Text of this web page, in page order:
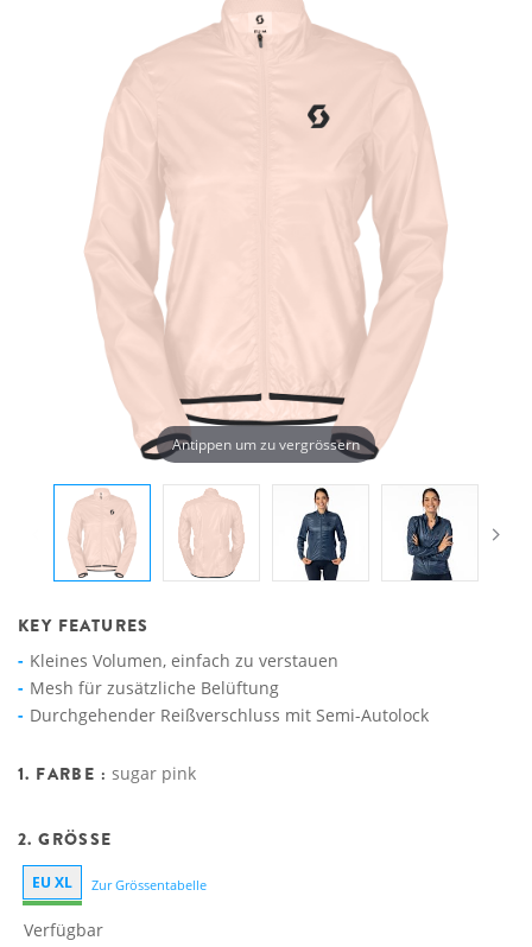
Antippen um zu vergrössern
KEY FEATURES
Kleines Volumen, einfach zu verstauen
Mesh für zusätzliche Belüftung
Durchgehender Reißverschluss mit Semi-Autolock
1. FARBE :sugar pink
2. GRÖSSE
EU XL Zur Grössentabelle
Verfügbar